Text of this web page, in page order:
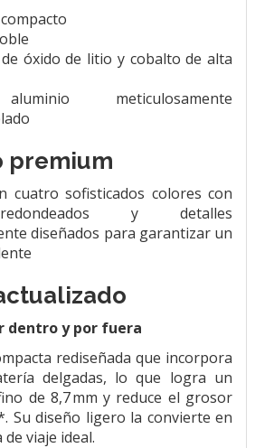
óxido de litio y cobalto de alta
meticulosamente
premium
cuatro sofisticados colores con
y detalles
diseñados para garantizar un
dentro y por fuera
rediseñada que incorpora
delgadas, lo que logra un
de 8,7 mm y reduce el grosor
Su diseño ligero la convierte en
viaje ideal.